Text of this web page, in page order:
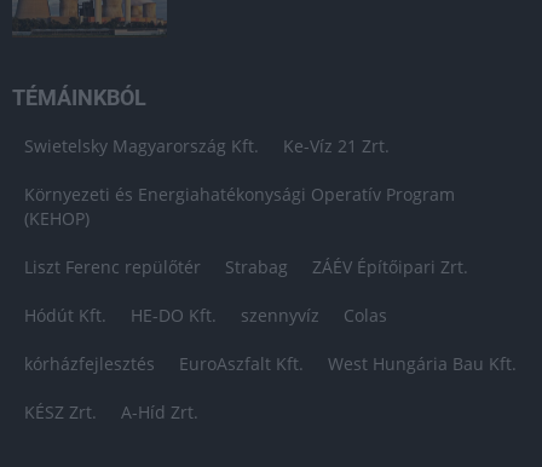
TÉMÁINKBÓL
Swietelsky Magyarország Kft. Ke-Víz 21 Zrt.
Környezeti és Energiahatékonysági Operatív Program
(KEHOP)
Liszt Ferenc repülőtér Strabag ZÁÉV Építőipari Zrt.
Hódút Kft. HE-DO Kft. szennyvíz Colas
kórházfejlesztés EuroAszfalt Kft. West Hungária Bau Kft.
KÉSZ Zrt. A-Híd Zrt.